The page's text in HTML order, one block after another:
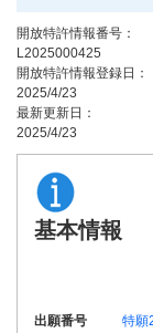
開放特許情報番号：
L2025000425
開放特許情報登録日：
2025/4/23
最新更新日：
2025/4/23
基本情報
出願番号
特願